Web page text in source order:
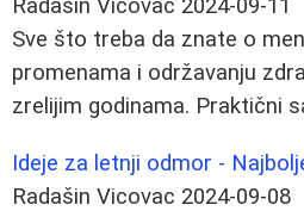
Radašin Vicovac 2024-09-11
Sve što treba da znate o
promenama i održavanju
zrelijim godinama. Praktični
Ideje za letnji odmor -
Radašin Vicovac 2024-09-08